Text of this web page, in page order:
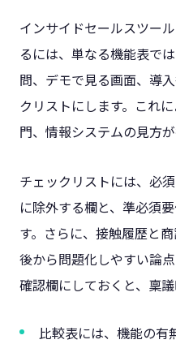
インサイドセールスツー
るには、単なる機能表で
問、デモで見る画面、導
クリストにします。これ
門、情報システムの見方
チェックリストには、必
に除外する欄と、準必須
す。さらに、接触履歴と
後から問題化しやすい論
確認欄にしておくと、稟
比較表には、機能の有